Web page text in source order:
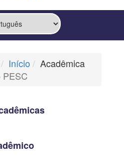
Início
Acadêmica
PESC